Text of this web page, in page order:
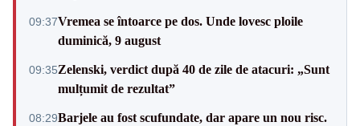
09:37Vremea se întoarce pe dos. Unde lovesc ploile
duminică, 9 august
09:35Zelenski, verdict după 40 de zile de atacuri: „Sunt
mulțumit de rezultat”
08:29Barjele au fost scufundate, dar apare un nou risc.